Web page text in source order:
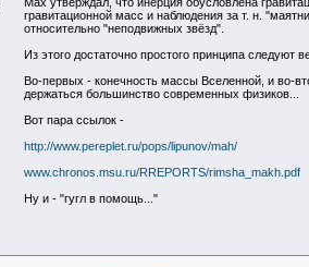
гравитационной масс и наблюдения за т. н.
относительно "неподвижных звёзд".
Из этого достаточно простого принципа следуют
Во-первых - конечность массы Вселенной, и во-
держаться большинство современных физиков...
Вот пара ссылок -
http://www.pereplet.ru/pops/lipunov/mah/
www.chronos.msu.ru/RREPORTS/rimsha_makh.pdf
Ну и - "гугл в помощь..."